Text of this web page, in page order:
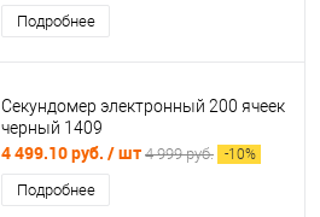
Подробнее
Секундомер электронный 200 ячеек
черный 1409
4 499.10 руб. / шт 4 999 руб. -10%
Подробнее